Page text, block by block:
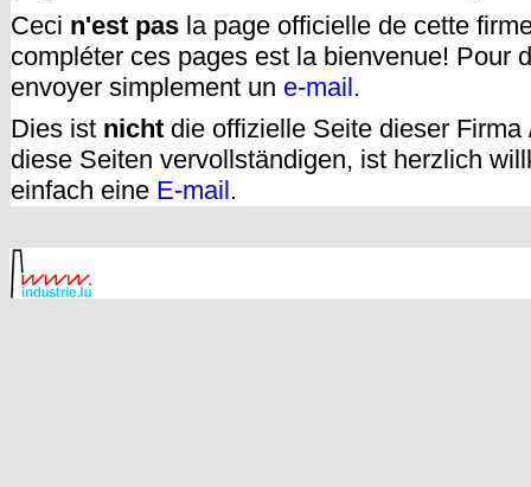
Ceci n'est pas la page officielle de cette
compléter ces pages est la bienvenue! Pour
envoyer simplement un e-mail.
Dies ist nicht die offizielle Seite dieser
diese Seiten vervollständigen, ist herzlich
einfach eine E-mail.